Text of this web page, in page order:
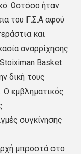
Ωστόσο ήταν
του Γ.Σ.Α αφού
και
αναρρίχησης
Basket
δική τους
Ο εμβληματικός
συγκίνησης
μπροστά στο